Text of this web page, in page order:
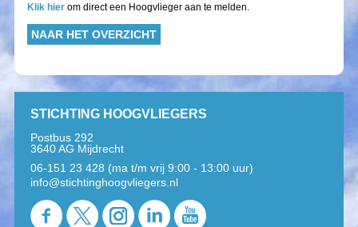
Klik hier om direct een Hoogvlieger aan te melden.
NAAR HET OVERZICHT
STICHTING HOOGVLIEGERS
Postbus 292
3640 AG Mijdrecht
06-151 23 428 (ma t/m vrij 9:00 - 13:00 uur)
info@stichtinghoogvliegers.nl